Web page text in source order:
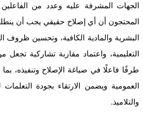
الجهات المشرفة عليه وعدد من الفاعلين
المحتجون أن أي إصلاح حقيقي يجب أن
البشرية والمادية الكافية، وتحسين
التعليمية، واعتماد مقاربة تشاركية تجعل
طرفًا فاعلًا في صياغة الإصلاح وتنفيذه،
العمومية ويضمن الارتقاء بجودة التعلمات
والتلاميذ.